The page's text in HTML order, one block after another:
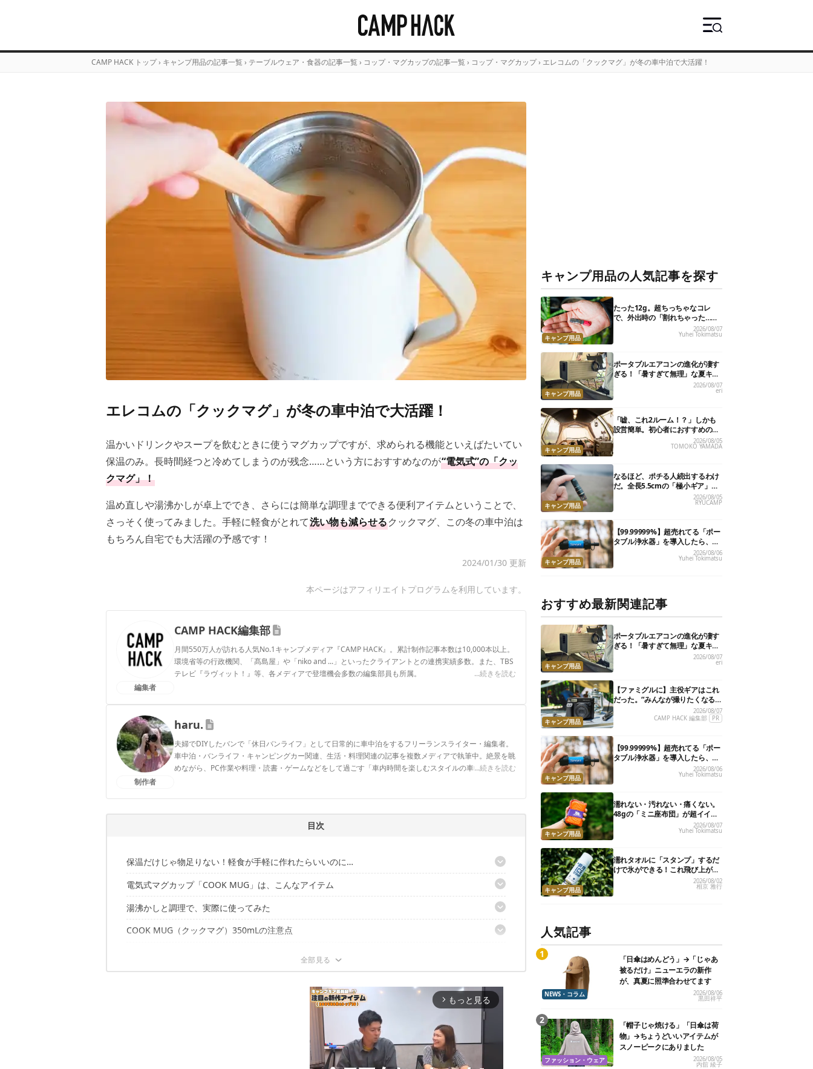
CAMP HACK トップ › キャンプ用品の記事一覧 › テーブルウェア・食器の記事一覧 › コップ・マグカップの記事一覧 › コップ・マグカップ › エレコムの「クックマグ」が冬の車中泊で大活躍！
エレコムの「クックマグ」が冬の車中泊で大活躍！
温かいドリンクやスープを飲むときに使うマグカップですが、求められる機能といえばたいてい
保温のみ。長時間経つと冷めてしまうのが残念……という方におすすめなのが“電気式”の「クッ
クマグ」！
温め直しや湯沸かしが卓上ででき、さらには簡単な調理までできる便利アイテムということで、
さっそく使ってみました。手軽に軽食がとれて洗い物も減らせるクックマグ、この冬の車中泊は
もちろん自宅でも大活躍の予感です！
2024/01/30 更新
本ページはアフィリエイトプログラムを利用しています。
編集者
CAMP HACK編集部
月間550万人が訪れる人気No.1キャンプメディア『CAMP HACK』。累計制作記事本数は10,000本以上。
環境省等の行政機関、「髙島屋」や「niko and ...」といったクライアントとの連携実績多数。また、TBS
テレビ『ラヴィット！』等、各メディアで登壇機会多数の編集部員も所属。
...続きを読む
制作者
haru.
夫婦でDIYしたバンで「休日バンライフ」として日常的に車中泊をするフリーランスライター・編集者。
車中泊・バンライフ・キャンピングカー関連、生活・料理関連の記事を複数メディアで執筆中。絶景を眺
めながら、PC作業や料理・読書・ゲームなどをして過ごす「車内時間を楽しむスタイルの車中泊」が好
...続きを読む
haru.のプロフィール
目次
保温だけじゃ物足りない！軽食が手軽に作れたらいいのに…
もはや携帯式鍋！保温はもちろん料理までできるスグレモノ
電気式マグカップ「COOK MUG」は、こんなアイテム
沸かす・煮る・保温の1台3役が、卓上で完結！
コレ画期的！調理もできるから洗い物も最小限
マグカップ型で持ちやすく、食べたり飲んだりもしやすい
容量は350ml。1人分の飲み物に鍋やケトルを使う必要ナシ
湯沸かしと調理で、実際に使ってみた
350mlのお湯が沸くまで、9分30秒ほど
便利だけど、ちょっとした注意点も
COOK MUG（クックマグ）350mLの注意点
飲み口が熱くなるので、やけどに注意！
arrow_forward_ios もっと見る
キャンプ用品の人気記事を探す
キャンプ用品
たった12g。超ちっちゃなコレ
で、外出時の「割れちゃった…」
2026/08/07
Yuhei Tokimatsu
キャンプ用品
ポータブルエアコンの進化が凄す
ぎる！「暑すぎて無理」な夏キャ
ンプを激変させる最新5選2026/08/07
eri
キャンプ用品
「嘘、これ2ルーム！？」しかも
設営簡単。初心者におすすめの最
新“おしゃれ広々テント”7選2026/08/05
TOMOKO YAMADA
キャンプ用品
なるほど、ポチる人続出するわけ
だ。全長5.5cmの「極小ギア」を
使って分かったほんとの魅力2026/08/05
RYUCAMP
キャンプ用品
【99.99999%】超売れてる「ポー
タブル浄水器」を導入したら、防
災が明確に自分ごと化した2026/08/06
Yuhei Tokimatsu
おすすめ最新関連記事
キャンプ用品
ポータブルエアコンの進化が凄す
ぎる！「暑すぎて無理」な夏キャ
ンプを激変させる最新5選2026/08/07
eri
キャンプ用品
【ファミグルに】主役ギアはこれ
だった。“みんなが撮りたくなる
カメラ”が楽しすぎる！
2026/08/07
CAMP HACK 編集部
PR
キャンプ用品
【99.99999%】超売れてる「ポー
タブル浄水器」を導入したら、防
災が明確に自分ごと化した2026/08/06
Yuhei Tokimatsu
キャンプ用品
濡れない・汚れない・痛くない。
48gの「ミニ座布団」が超イイ具
合
2026/08/07
Yuhei Tokimatsu
キャンプ用品
濡れタオルに「スタンプ」するだ
けで氷ができる！これ飛び上がる
くらい涼しくて最高だった2026/08/02
相京 雅行
人気記事
NEWS・コラム
「日傘はめんどう」→「じゃあ
被るだけ」ニューエラの新作
が、真夏に照準合わせてます
2026/08/06
黒田祥平
ファッション・ウェア
「帽子じゃ焼ける」「日傘は荷
物」→ちょうどいいアイテムが
スノーピークにありました
2026/08/05
内舘 綾子